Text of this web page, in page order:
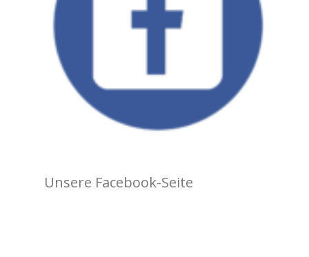
Unsere Facebook-Seite